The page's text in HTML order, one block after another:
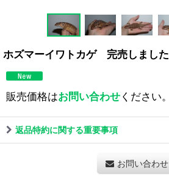
ホズマーイワトカゲ 完売しました
販売価格はお問い合わせください。
返品特約に関する重要事項
お問い合わせ